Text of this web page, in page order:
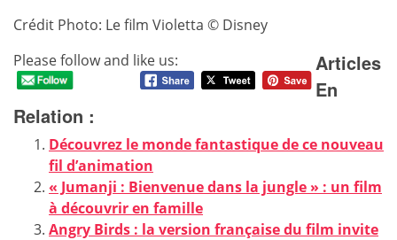
Crédit Photo: Le film Violetta © Disney
Please follow and like us:
Articles
En
Relation :
Découvrez le monde fantastique de ce nouveau
fil d’animation
« Jumanji : Bienvenue dans la jungle » : un film
à découvrir en famille
Angry Birds : la version française du film invite